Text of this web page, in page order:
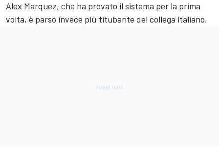
Alex Marquez, che ha provato il sistema per la prima
volta, è parso invece più titubante del collega italiano.